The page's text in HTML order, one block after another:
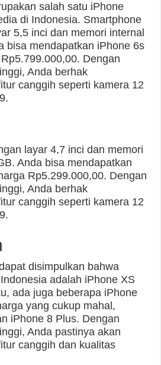
salah satu iPhone
di Indonesia. Smartphone
5,5 inci dan memori internal
bisa mendapatkan iPhone 6s
Dengan
Anda berhak
canggih seperti kamera 12
layar 4,7 inci dan memori
Anda bisa mendapatkan
Rp5.299.000,00. Dengan
Anda berhak
canggih seperti kamera 12
disimpulkan bahwa
adalah iPhone XS
ada juga beberapa iPhone
yang cukup mahal,
iPhone 8 Plus. Dengan
Anda pastinya akan
canggih dan kualitas